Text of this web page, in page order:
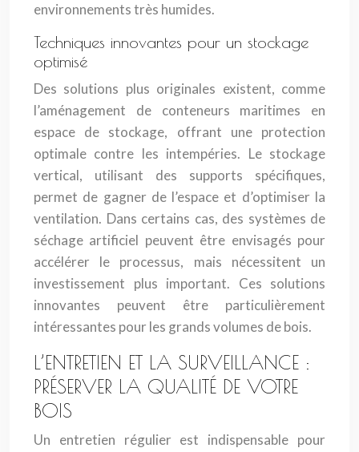
environnements très humides.
Techniques innovantes pour un stockage
optimisé
Des solutions plus originales existent, comme
l’aménagement de conteneurs maritimes en
espace de stockage, offrant une protection
optimale contre les intempéries. Le stockage
vertical, utilisant des supports spécifiques,
permet de gagner de l’espace et d’optimiser la
ventilation. Dans certains cas, des systèmes de
séchage artificiel peuvent être envisagés pour
accélérer le processus, mais nécessitent un
investissement plus important. Ces solutions
innovantes peuvent être particulièrement
intéressantes pour les grands volumes de bois.
L’ENTRETIEN ET LA SURVEILLANCE :
PRÉSERVER LA QUALITÉ DE VOTRE
BOIS
Un entretien régulier est indispensable pour